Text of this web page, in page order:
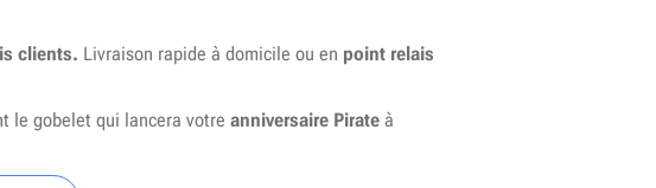
clients. Livraison rapide à domicile ou en point relais
le gobelet qui lancera votre anniversaire Pirate à